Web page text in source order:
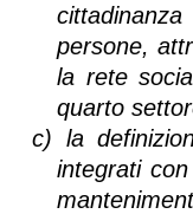
persone,
la rete
quarto
c) la
integrati